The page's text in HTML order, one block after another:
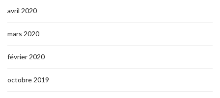
avril 2020
mars 2020
février 2020
octobre 2019